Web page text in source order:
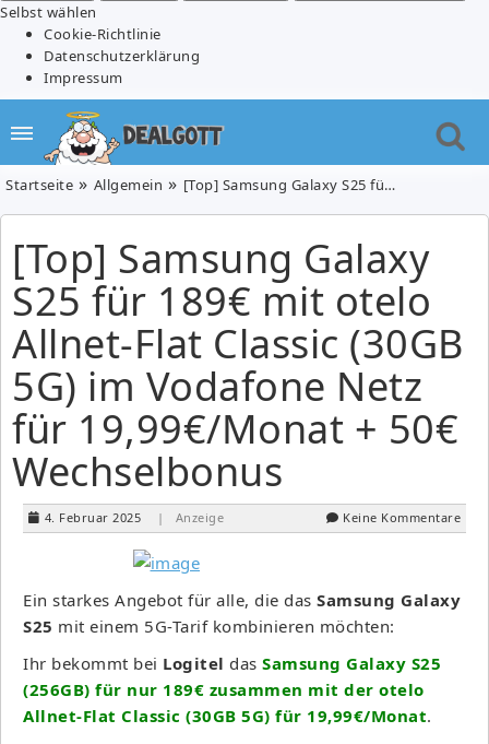
Selbst wählen
Cookie-Richtlinie
Datenschutzerklärung
Impressum
Startseite Allgemein [Top] Samsung Galaxy S25 für 189€ mit otelo Allnet-Flat Classic (30GB 5G) im Vodafone Netz für 19,99€/Monat + 50€ Wechselbonus
[Top] Samsung Galaxy
S25 für 189€ mit otelo
Allnet-Flat Classic (30GB
5G) im Vodafone Netz
für 19,99€/Monat + 50€
Wechselbonus
4. Februar 2025 | Anzeige Keine Kommentare
Ein starkes Angebot für alle, die das Samsung Galaxy
S25 mit einem 5G-Tarif kombinieren möchten:
Ihr bekommt bei Logitel das Samsung Galaxy S25
(256GB) für nur 189€ zusammen mit der otelo
Allnet-Flat Classic (30GB 5G) für 19,99€/Monat.